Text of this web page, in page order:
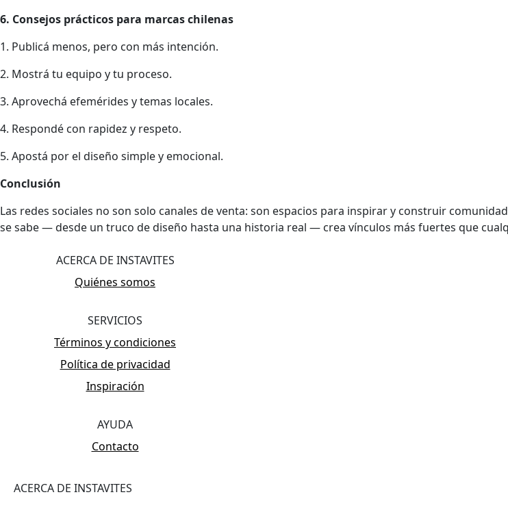
6. Consejos prácticos para marcas chilenas
1. Publicá menos, pero con más intención.
2. Mostrá tu equipo y tu proceso.
3. Aprovechá efemérides y temas locales.
4. Respondé con rapidez y respeto.
5. Apostá por el diseño simple y emocional.
Conclusión
Las redes sociales no son solo canales de venta: son espacios para inspirar y construir
se sabe — desde un truco de diseño hasta una historia real — crea vínculos más fuertes que
ACERCA DE INSTAVITES
Quiénes somos
SERVICIOS
Términos y condiciones
Política de privacidad
Inspiración
AYUDA
Contacto
ACERCA DE INSTAVITES